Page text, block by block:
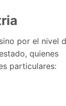
por el nivel
quienes
particulares: